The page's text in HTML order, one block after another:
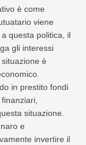
è come
viene
questa politica, il
gli interessi
è
in prestito fondi
situazione.
e
invertire il